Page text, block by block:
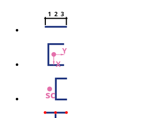
1  2  3
Y
X
sc